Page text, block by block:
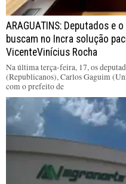
ARAGUATINS: Deputados e
buscam no Incra solução
VicenteVinícius Rocha
Na última terça-feira, 17, os
(Republicanos), Carlos Gaguim
com o prefeito de